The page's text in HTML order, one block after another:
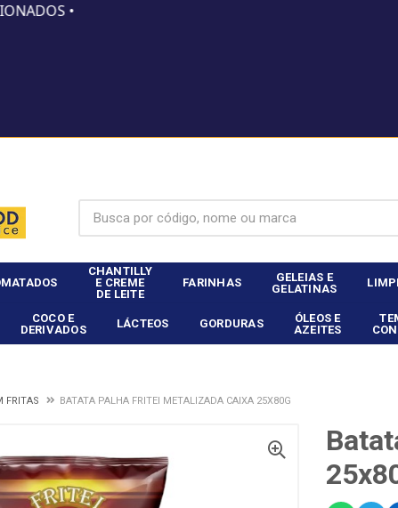
•
CHANTILLY
E CREME
DE LEITE
FARINHAS
GELEIAS E
GELATINAS
COCO E
DERIVADOS
LÁCTEOS GORDURAS
ÓLEOS E
AZEITES
FRITAS BATATA PALHA FRITEI METALIZADA CAIXA 25X80G